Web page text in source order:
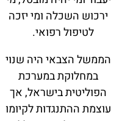
ירכוש השכלה ומי יזכה
לטיפול רפואי.
הממשל הצבאי היה שנוי
במחלוקת במערכת
הפוליטית בישראל, אך
עוצמת ההתנגדות לקיומו